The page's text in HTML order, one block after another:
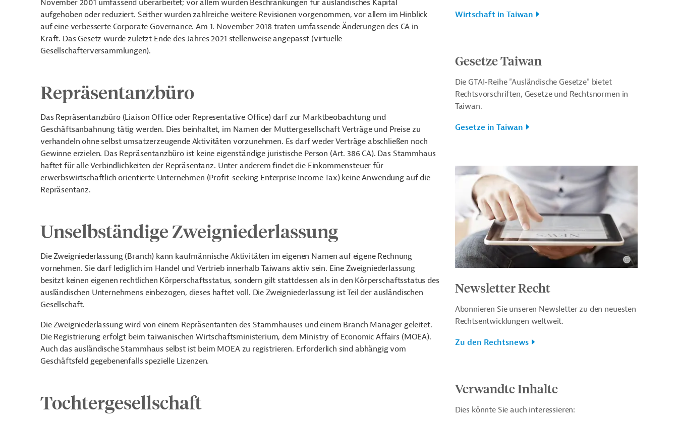
November 2001 umfassend überarbeitet; vor allem wurden Beschränkungen für ausländisches Kapital
aufgehoben oder reduziert. Seither wurden zahlreiche weitere Revisionen vorgenommen, vor allem im Hinblick
auf eine verbesserte Corporate Governance. Am 1. November 2018 traten umfassende Änderungen des CA in
Kraft. Das Gesetz wurde zuletzt Ende des Jahres 2021 stellenweise angepasst (virtuelle
Gesellschafterversammlungen).
Repräsentanzbüro
Das Repräsentanzbüro (Liaison Office oder Representative Office) darf zur Marktbeobachtung und
Geschäftsanbahnung tätig werden. Dies beinhaltet, im Namen der Muttergesellschaft Verträge und Preise zu
verhandeln ohne selbst umsatzerzeugende Aktivitäten vorzunehmen. Es darf weder Verträge abschließen noch
Gewinne erzielen. Das Repräsentanzbüro ist keine eigenständige juristische Person (Art. 386 CA). Das Stammhaus
haftet für alle Verbindlichkeiten der Repräsentanz. Unter anderem findet die Einkommensteuer für
erwerbswirtschaftlich orientierte Unternehmen (Profit-seeking Enterprise Income Tax) keine Anwendung auf die
Repräsentanz.
Unselbständige Zweigniederlassung
Die Zweigniederlassung (Branch) kann kaufmännische Aktivitäten im eigenen Namen auf eigene Rechnung
vornehmen. Sie darf lediglich im Handel und Vertrieb innerhalb Taiwans aktiv sein. Eine Zweigniederlassung
besitzt keinen eigenen rechtlichen Körperschaftsstatus, sondern gilt stattdessen als in den Körperschaftsstatus des
ausländischen Unternehmens einbezogen, dieses haftet voll. Die Zweigniederlassung ist Teil der ausländischen
Gesellschaft.
Die Zweigniederlassung wird von einem Repräsentanten des Stammhauses und einem Branch Manager geleitet.
Die Registrierung erfolgt beim taiwanischen Wirtschaftsministerium, dem Ministry of Economic Affairs (MOEA).
Auch das ausländische Stammhaus selbst ist beim MOEA zu registrieren. Erforderlich sind abhängig vom
Geschäftsfeld gegebenenfalls spezielle Lizenzen.
Tochtergesellschaft
Wirtschaft in Taiwan
Gesetze Taiwan
Die GTAI-Reihe "Ausländische Gesetze" bietet
Rechtsvorschriften, Gesetze und Rechtsnormen in
Taiwan.
Gesetze in Taiwan
Newsletter Recht
Abonnieren Sie unseren Newsletter zu den neuesten
Rechtsentwicklungen weltweit.
Zu den Rechtsnews
Verwandte Inhalte
Dies könnte Sie auch interessieren: